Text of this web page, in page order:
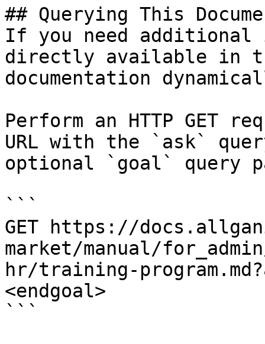
## Querying This
If you need
directly available in
documentation
Perform an HTTP GET
URL with the `ask`
optional `goal` query
```
GET https://
market/manual/
hr/training-
<endgoal>
```